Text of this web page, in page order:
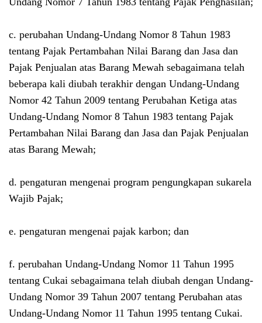
c. perubahan Undang-Undang Nomor 8 Tahun 1983
tentang Pajak Pertambahan Nilai Barang dan Jasa dan
Pajak Penjualan atas Barang Mewah sebagaimana telah
beberapa kali diubah terakhir dengan Undang-Undang
Nomor 42 Tahun 2009 tentang Perubahan Ketiga atas
Undang-Undang Nomor 8 Tahun 1983 tentang Pajak
Pertambahan Nilai Barang dan Jasa dan Pajak Penjualan
atas Barang Mewah;
d. pengaturan mengenai program pengungkapan sukarela
Wajib Pajak;
e. pengaturan mengenai pajak karbon; dan
f. perubahan Undang-Undang Nomor 11 Tahun 1995
tentang Cukai sebagaimana telah diubah dengan Undang-
Undang Nomor 39 Tahun 2007 tentang Perubahan atas
Undang-Undang Nomor 11 Tahun 1995 tentang Cukai.